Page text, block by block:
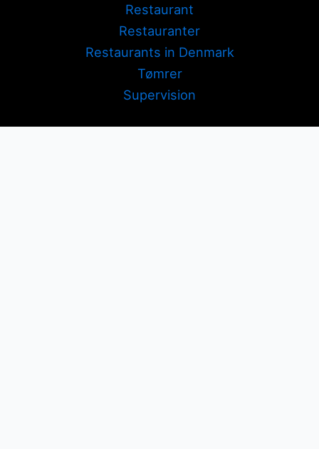
Restaurant
Restauranter
Restaurants in Denmark
Tømrer
Supervision